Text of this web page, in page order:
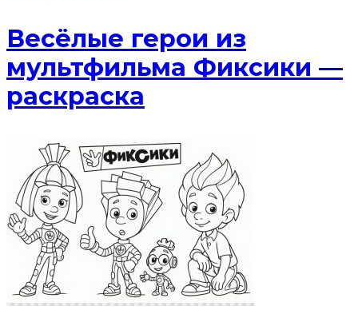
Весёлые герои из
мультфильма Фиксики —
раскраска